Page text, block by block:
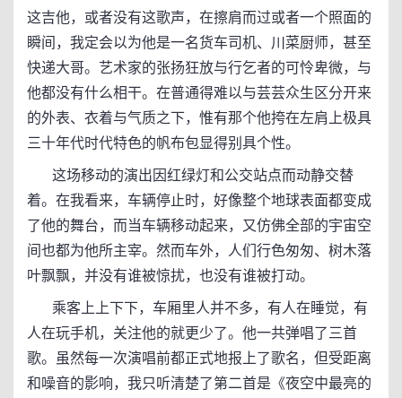
这吉他，或者没有这歌声，在擦肩而过或者一个照面的
瞬间，我定会以为他是一名货车司机、川菜厨师，甚至
快递大哥。艺术家的张扬狂放与行乞者的可怜卑微，与
他都没有什么相干。在普通得难以与芸芸众生区分开来
的外表、衣着与气质之下，惟有那个他挎在左肩上极具
三十年代时代特色的帆布包显得别具个性。
这场移动的演出因红绿灯和公交站点而动静交替
着。在我看来，车辆停止时，好像整个地球表面都变成
了他的舞台，而当车辆移动起来，又仿佛全部的宇宙空
间也都为他所主宰。然而车外，人们行色匆匆、树木落
叶飘飘，并没有谁被惊扰，也没有谁被打动。
乘客上上下下，车厢里人并不多，有人在睡觉，有
人在玩手机，关注他的就更少了。他一共弹唱了三首
歌。虽然每一次演唱前都正式地报上了歌名，但受距离
和噪音的影响，我只听清楚了第二首是《夜空中最亮的